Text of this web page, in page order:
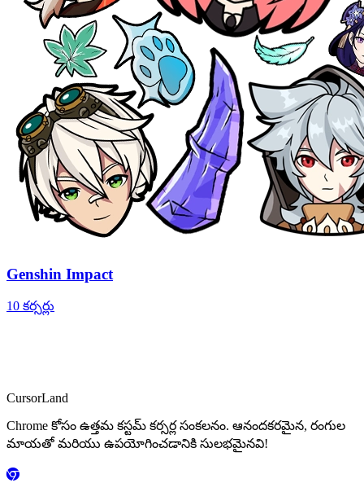
Genshin Impact
10 కర్సర్లు
CursorLand
Chrome కోసం ఉత్తమ కస్టమ్ కర్సర్ల సంకలనం. ఆనందకరమైన, రంగుల
మాయతో మరియు ఉపయోగించడానికి సులభమైనవి!